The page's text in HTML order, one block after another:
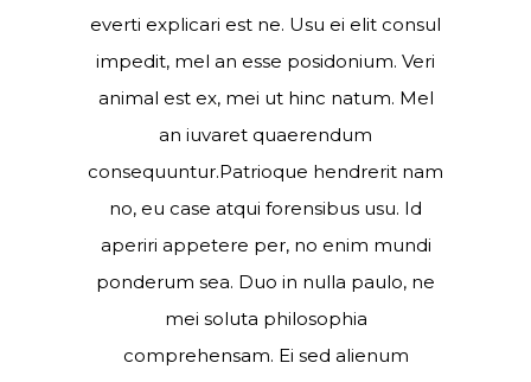
everti explicari est ne. Usu ei elit consul
impedit, mel an esse posidonium. Veri
animal est ex, mei ut hinc natum. Mel
an iuvaret quaerendum
consequuntur.Patrioque hendrerit nam
no, eu case atqui forensibus usu. Id
aperiri appetere per, no enim mundi
ponderum sea. Duo in nulla paulo, ne
mei soluta philosophia
comprehensam. Ei sed alienum